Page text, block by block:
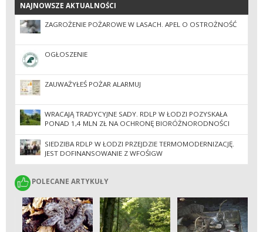
NAJNOWSZE AKTUALNOŚCI
NAJNOWSZE AKTUALNOŚCI
ZAGROŻENIE POŻAROWE W LASACH. APEL O OSTROŻNOŚĆ
OGŁOSZENIE
ZAUWAŻYŁEŚ POŻAR ALARMUJ
WRACAJĄ TRADYCYJNE SADY. RDLP W ŁODZI POZYSKAŁA
PONAD 1,4 MLN ZŁ NA OCHRONĘ BIORÓŻNORODNOŚCI
SIEDZIBA RDLP W ŁODZI PRZEJDZIE TERMOMODERNIZACJĘ.
JEST DOFINANSOWANIE Z WFOŚIGW
POLECANE ARTYKUŁY
POLECANE ARTYKUŁY